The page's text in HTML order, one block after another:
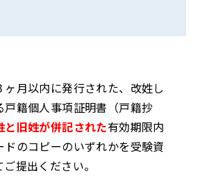
月以内に発行された、改姓し
戸籍個人事項証明書（戸籍抄
と旧姓が併記された有効期限内
ドのコピーのいずれかを受験資
提出ください。